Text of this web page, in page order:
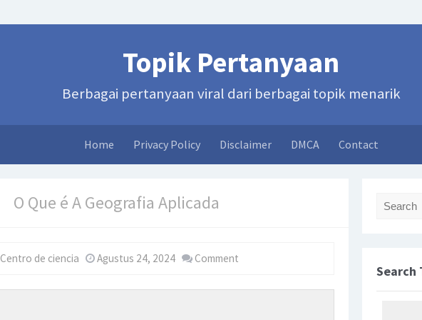
Topik Pertanyaan
Berbagai pertanyaan viral dari berbagai topik menarik
Home Privacy Policy Disclaimer DMCA Contact
O Que é A Geografia Aplicada
Centro de ciencia Agustus 24, 2024 Comment
Search for:
Search